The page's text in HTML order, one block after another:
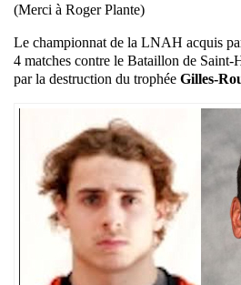
(Merci à Roger Plante)
Le championnat de la LNAH acquis
4 matches contre le Bataillon de Saint-
par la destruction du trophée Gilles-